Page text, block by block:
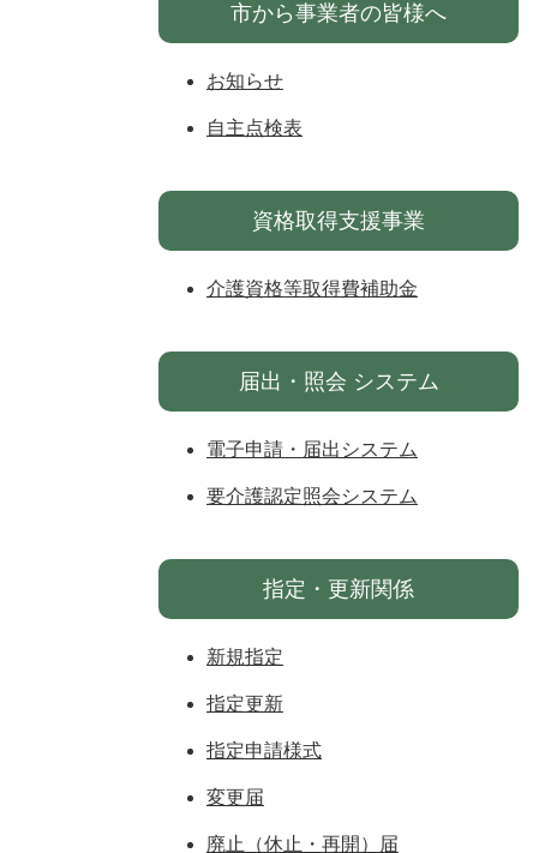
市から事業者の皆様へ
お知らせ
自主点検表
資格取得支援事業
介護資格等取得費補助金
届出・照会 システム
電子申請・届出システム
要介護認定照会システム
指定・更新関係
新規指定
指定更新
指定申請様式
変更届
廃止（休止・再開）届